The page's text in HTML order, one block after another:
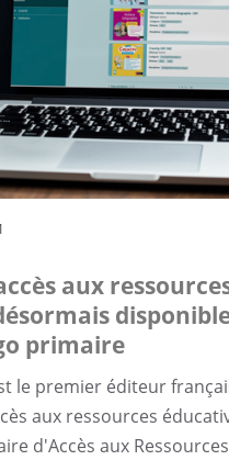
aux
primaire
le premier éditeur
aux ressources
d'Accès aux